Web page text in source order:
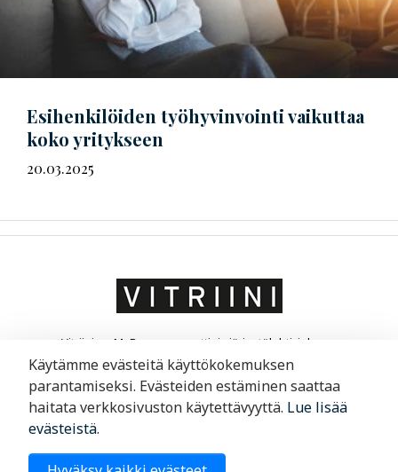
Esihenkilöiden työhyvinvointi vaikuttaa
koko yritykseen
20.03.2025
Vitriini on MaRa ry:n ammatti- ja järjestölehti, joka on
suunnattu matkailu- ja ravintola-alan yrittäjille ja
liikkeenjohdolle. Vitriini kertoo yrityksistä ja niiden
toimintaympäristöstä.
Käytämme evästeitä käyttökokemuksen
parantamiseksi. Evästeiden estäminen saattaa
haitata verkkosivuston käytettävyyttä. Lue lisää
evästeistä.